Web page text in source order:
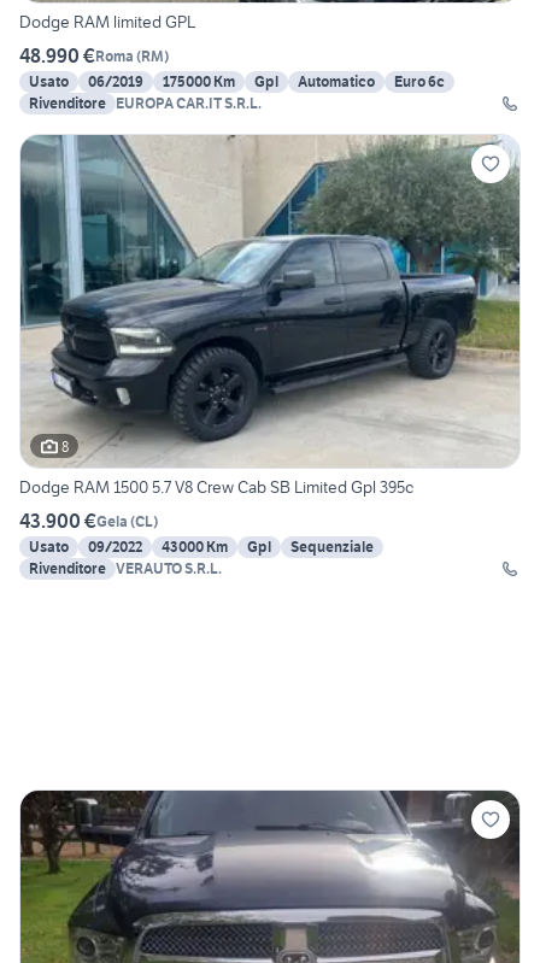
Dodge RAM limited GPL
48.990 €Roma (RM)
Usato
06/2019 175000 Km Gpl Automatico
Euro 6c
Rivenditore EUROPA CAR.IT S.R.L.
8
Dodge RAM 1500 5.7 V8 Crew Cab SB Limited Gpl 395c
43.900 €Gela (CL)
Usato
09/2022 43000 Km Gpl
Sequenziale
Rivenditore VERAUTO S.R.L.